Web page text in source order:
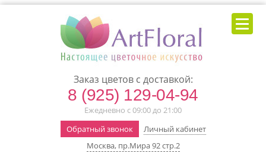
Заказ цветов с доставкой:
8 (925) 129-04-94
Ежедневно с 09:00 до 21:00
Обратный звонок
Личный кабинет
Москва, пр.Мира 92 стр.2